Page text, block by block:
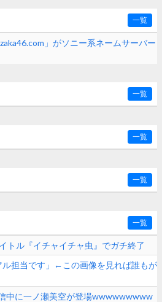
一覧
」がソニー系ネームサーバー
一覧
一覧
一覧
一覧
トル『イチャイチャ虫』でガチ終了
ル担当です」←この画像を見れば誰もが
中に一ノ瀬美空が登場wwwwwwwww